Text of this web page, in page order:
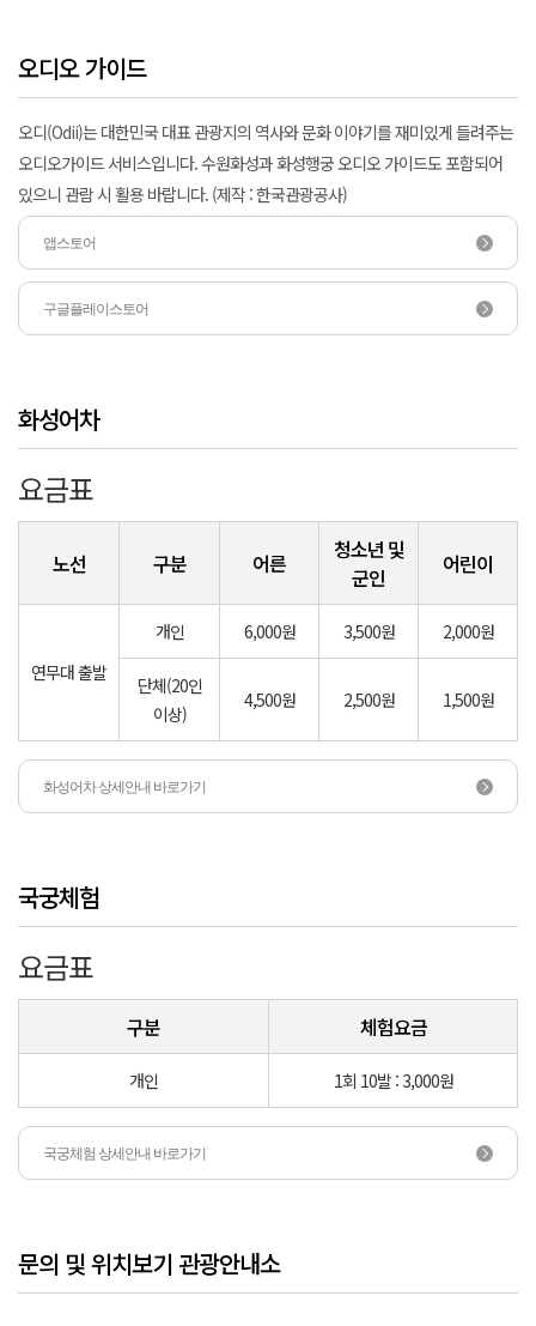
오디오 가이드
오디(Odii)는 대한민국 대표 관광지의 역사와 문화 이야기를 재미있게 들려주는
오디오가이드 서비스입니다. 수원화성과 화성행궁 오디오 가이드도 포함되어
있으니 관람 시 활용 바랍니다. (제작 : 한국관광공사)
앱스토어
구글플레이스토어
화성어차
요금표
노선 구분 어른
청소년 및
군인
어린이
연무대 출발
개인 6,000원 3,500원 2,000원
단체(20인
이상)
4,500원 2,500원 1,500원
화성어차 상세안내 바로가기
국궁체험
요금표
구분 체험요금
개인 1회 10발 : 3,000원
국궁체험 상세안내 바로가기
문의 및 위치보기 관광안내소